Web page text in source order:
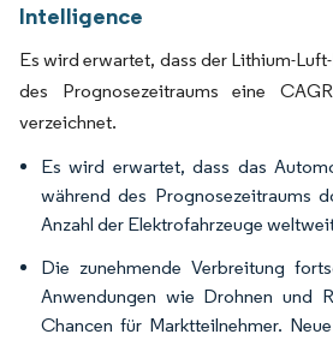
Intelligence
Es wird erwartet, dass der Lithium-
des Prognosezeitraums eine
verzeichnet.
Es wird erwartet, dass das
während des Prognosezeitraums
Anzahl der Elektrofahrzeuge
Die zunehmende Verbreitung
Anwendungen wie Drohnen und
Chancen für Marktteilnehmer.